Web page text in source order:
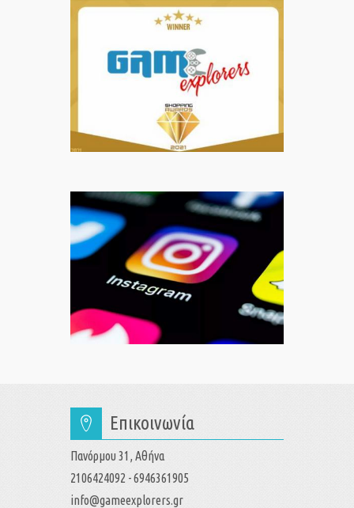
Επικοινωνία
Πανόρμου 31, Αθήνα
2106424092 - 6946361905
info@gameexplorers.gr